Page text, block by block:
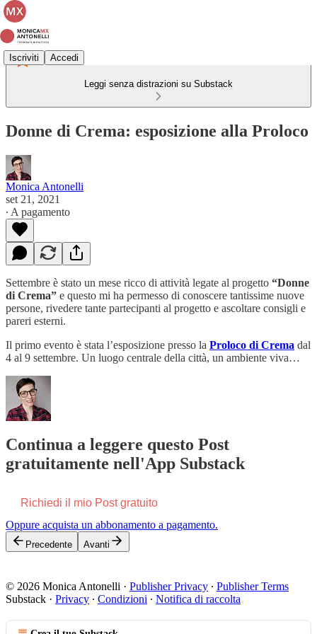
Iscriviti Accedi
Leggi senza distrazioni su Substack
Donne di Crema: esposizione alla Proloco
Monica Antonelli
set 21, 2021
∙ A pagamento
Settembre è stato un mese ricco di attività legate al progetto “Donne
di Crema” e questo mi ha permesso di conoscere tantissime nuove
persone, rivedere tante partecipanti al progetto e ascoltare consigli e
pareri esterni.
Il primo evento è stata l’esposizione presso la Proloco di Crema dal
4 al 9 settembre. Un luogo centrale della città, un ambiente viva…
Continua a leggere questo Post
gratuitamente nell'App Substack
Richiedi il mio Post gratuito
Oppure acquista un abbonamento a pagamento.
Precedente Avanti
© 2026 Monica Antonelli · Publisher Privacy ∙ Publisher Terms
Substack · Privacy ∙ Condizioni ∙ Notifica di raccolta